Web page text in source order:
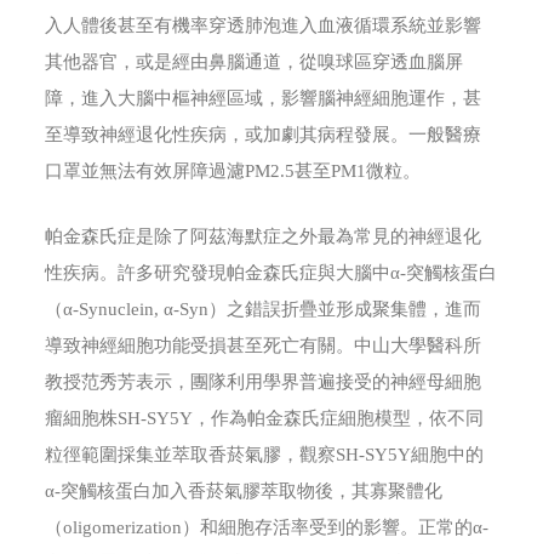
入人體後甚至有機率穿透肺泡進入血液循環系統並影響
其他器官，或是經由鼻腦通道，從嗅球區穿透血腦屏
障，進入大腦中樞神經區域，影響腦神經細胞運作，甚
至導致神經退化性疾病，或加劇其病程發展。一般醫療
口罩並無法有效屏障過濾PM2.5甚至PM1微粒。
帕金森氏症是除了阿茲海默症之外最為常見的神經退化
性疾病。許多研究發現帕金森氏症與大腦中α-突觸核蛋白
（α-Synuclein, α-Syn）之錯誤折疊並形成聚集體，進而
導致神經細胞功能受損甚至死亡有關。中山大學醫科所
教授范秀芳表示，團隊利用學界普遍接受的神經母細胞
瘤細胞株SH-SY5Y，作為帕金森氏症細胞模型，依不同
粒徑範圍採集並萃取香菸氣膠，觀察SH-SY5Y細胞中的
α-突觸核蛋白加入香菸氣膠萃取物後，其寡聚體化
（oligomerization）和細胞存活率受到的影響。正常的α-